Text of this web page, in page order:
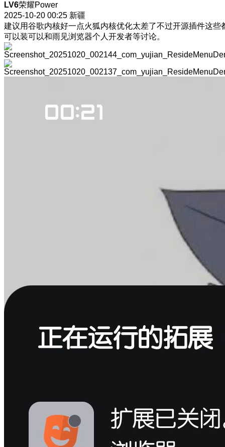
LV6荣耀Power
2025-10-20 00:25 新疆
建议用谷歌内核好一点火狐内核优化太差了不过开源插件这些
可以装可以和雨见浏览器个人开发者等讨论。